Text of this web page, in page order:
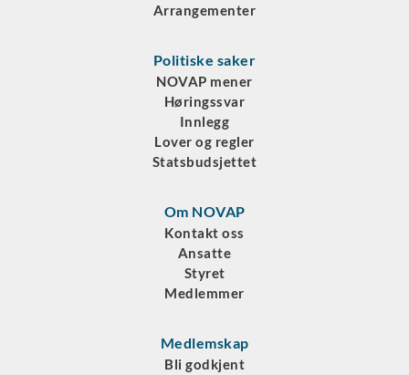
Arrangementer
Politiske saker
NOVAP mener
Høringssvar
Innlegg
Lover og regler
Statsbudsjettet
Om NOVAP
Kontakt oss
Ansatte
Styret
Medlemmer
Medlemskap
Bli godkjent